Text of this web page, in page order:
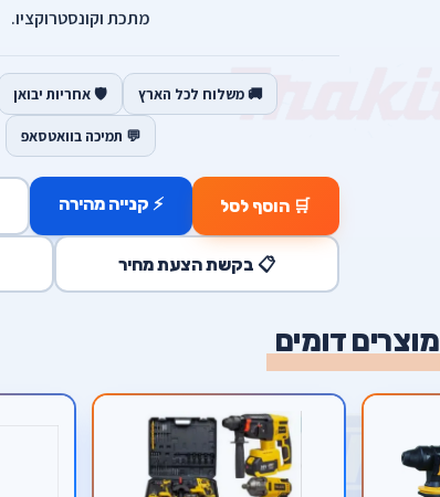
מתכת וקונסטרוקציו.
🚚 משלוח לכל הארץ 🛡️ אחריות יבואן
💬 תמיכה בוואטסאפ
🛒 הוסף לסל ⚡ קנייה מהירה
📋 בקשת הצעת מחיר
מוצרים דומים